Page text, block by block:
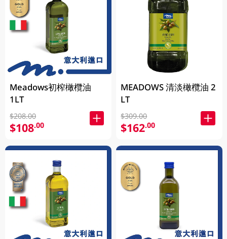
Meadows初榨橄欖油
1LT
$208.00
$108.00
MEADOWS 清淡橄欖油 2
LT
$309.00
$162.00